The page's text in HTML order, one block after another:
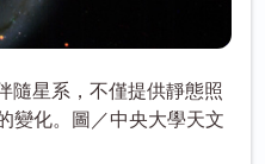
隨星系，不僅提供靜態照
變化。圖／中央大學天文